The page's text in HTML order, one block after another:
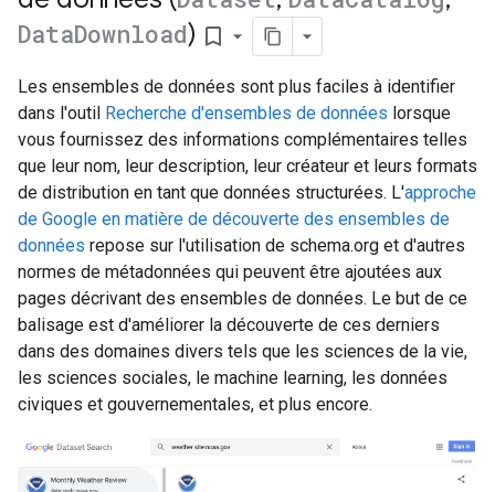
DataDownload) bookmark_border
Les ensembles de données sont plus faciles à identifier
dans l'outil Recherche d'ensembles de données lorsque
vous fournissez des informations complémentaires telles
que leur nom, leur description, leur créateur et leurs formats
de distribution en tant que données structurées. L'approche
de Google en matière de découverte des ensembles de
données repose sur l'utilisation de schema.org et d'autres
normes de métadonnées qui peuvent être ajoutées aux
pages décrivant des ensembles de données. Le but de ce
balisage est d'améliorer la découverte de ces derniers
dans des domaines divers tels que les sciences de la vie,
les sciences sociales, le machine learning, les données
civiques et gouvernementales, et plus encore.